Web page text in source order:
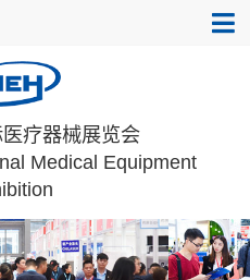
疗器械展览会
Medical Equipment